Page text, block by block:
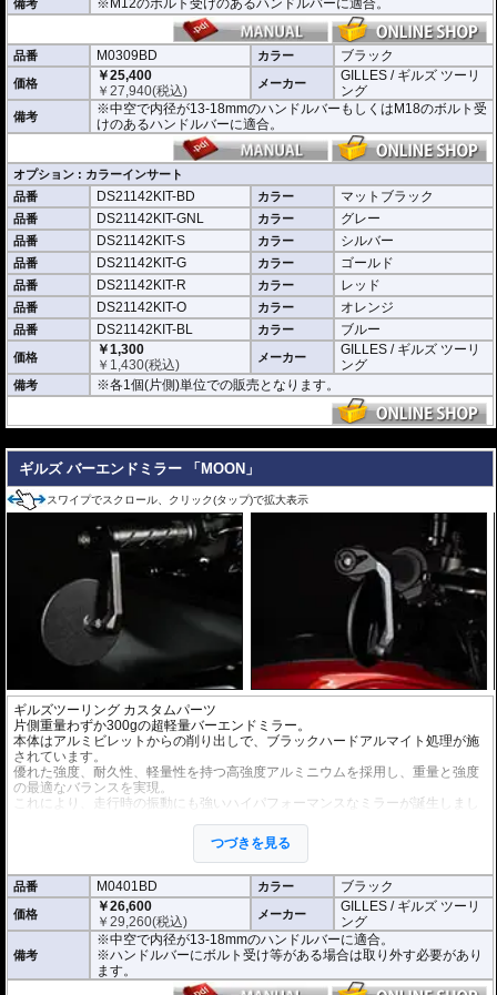
備考
品番 M0309BD カラー ブラック
価格
￥25,400
￥27,940(税込) メーカー
GILLES / ギルズ ツーリ
ング
備考
※中空で内径が13-18mmのハンドルバーもしくはM18のボルト受
けのあるハンドルバーに適合。
オプション : カラーインサート
品番
DS21142KIT-BD カラー マットブラック
品番 DS21142KIT-GNL カラー グレー
品番 DS21142KIT-S カラー シルバー
品番 DS21142KIT-G カラー ゴールド
品番 DS21142KIT-R カラー レッド
品番 DS21142KIT-O カラー オレンジ
品番 DS21142KIT-BL カラー ブルー
価格
￥1,300
￥ 1,430(税込) メーカー
GILLES / ギルズ ツーリ
ング
備考 ※各1個(片側)単位での販売となります。
ギルズ バーエンドミラー 「MOON」
スワイプでスクロール、クリック(タップ)で拡大表示
ギルズツーリング カスタムパーツ
片側重量わずか300gの超軽量バーエンドミラー。
本体はアルミビレットからの削り出しで、ブラックハードアルマイト処理が施
されています。
優れた強度、耐久性、軽量性を持つ高強度アルミニウムを採用し、重量と強度
の最適なバランスを実現。
これにより、走行時の振動にも強いハイパフォーマンスなミラーが誕生しまし
ミラーの角度や位置も調整が可能。視認性など安全へ関わる要素へも細心の注
※車検対応。
※1個単位での販売
※左右どちらにも使用できます。
※商品は汎用品となり、主に２系統の取り付け方法をラインナップ。
(取付確認がされているものは下記の適合検索で適合品番をご確認いただけま
つづきを見る
品番 M0401BD カラー ブラック
価格
￥26,600
￥29,260(税込) メーカー
GILLES / ギルズ ツーリ
ング
備考
※中空で内径が13-18mmのハンドルバーに適合。
※ハンドルバーにボルト受け等がある場合は取り外す必要があり
ます。